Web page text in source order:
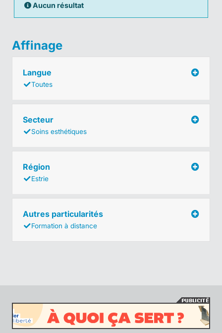
Aucun résultat
Affinage
Langue
Toutes
Secteur
Soins esthétiques
Région
Estrie
Autres particularités
Formation à distance